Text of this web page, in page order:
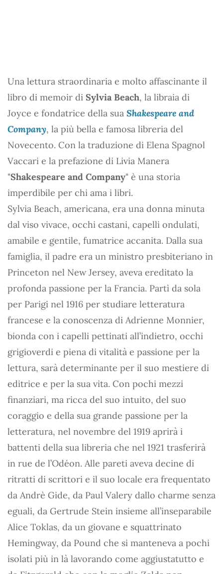
Una lettura straordinaria e molto affascinante il
libro di memoir di Sylvia Beach, la libraia di
Joyce e fondatrice della sua Shakespeare and
Company, la più bella e famosa libreria del
Novecento. Con la traduzione di Elena Spagnol
Vaccari e la prefazione di Livia Manera
"Shakespeare and Company" è una storia
imperdibile per chi ama i libri.
Sylvia Beach, americana, era una donna minuta
dal viso vivace, occhi castani, capelli ondulati,
amabile e gentile, fumatrice accanita. Dalla sua
famiglia, il padre era un ministro presbiteriano in
Princeton nel New Jersey, aveva ereditato la
profonda passione per la Francia. Partì da sola
per Parigi nel 1916 per studiare letteratura
francese e la conoscenza di Adrienne Monnier,
bionda con i capelli pettinati all’indietro, occhi
grigioverdi e piena di vitalità e passione per la
lettura, sarà determinante per il suo mestiere di
editrice e per la sua vita. Con pochi mezzi
finanziari, ma ricca del suo intuito, del suo
coraggio e della sua grande passione per la
letteratura, nel novembre del 1919 aprirà i
battenti della sua libreria che nel 1921 trasferirà
in rue de l’Odéon. Alle pareti aveva decine di
ritratti di scrittori e il suo locale era frequentato
da Andrè Gide, da Paul Valery dallo charme senza
eguali, da Gertrude Stein insieme all’inseparabile
Alice Toklas, da un giovane e squattrinato
Hemingway, da Pound che si manteneva a pochi
isolati più in là lavorando come aggiustatutto e